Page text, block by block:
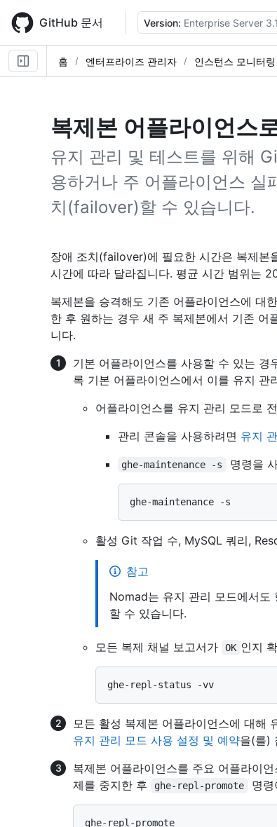
main
content
GitHub 문서 Version: Enterprise Server
홈 엔터프라이즈 관리자 인스턴스 모니터
복제본 어플라이언스
유지 관리 및 테스트를 위해
용하거나 주 어플라이언스 실
치(failover)할 수 있습니다.
장애 조치(failover)에 필요한 시간은 복제본
시간에 따라 달라집니다. 평균 시간 범위는
복제본을 승격해도 기존 어플라이언스에 대
한 후 원하는 경우 새 주 복제본에서 기존 어
니다.
기본 어플라이언스를 사용할 수 있는
록 기본 어플라이언스에서 이를 유지 관
어플라이언스를 유지 관리 모드로
관리 콘솔을 사용하려면 유지
ghe-maintenance -s 명령을
활성 Git 작업 수, MySQL 쿼리,
참고
Nomad는 유지 관리 모드에서도
할 수 있습니다.
모든 복제 채널 보고서가 OK 인지
모든 활성 복제본 어플라이언스에 대해
유지 관리 모드 사용 설정 및 예약을(를)
복제본 어플라이언스를 주요 어플라이
제를 중지한 후
ghe-repl-promote 명